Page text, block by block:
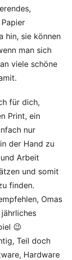
hin, sie können
man sich
viele schöne
für dich,
Print, ein
nur
der Hand zu
Arbeit
und somit
finden.
Omas
😉
Teil doch
Hardware